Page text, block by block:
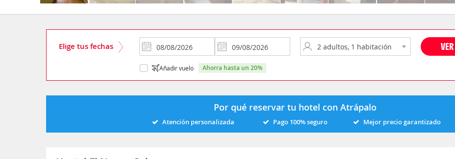
Elige tus fechas
Añadir vuelo ahorra hasta un 20%
Por qué reservar tu hotel con Atrápalo
Atención personalizada Pago 100% seguro Mejor precio garantizado